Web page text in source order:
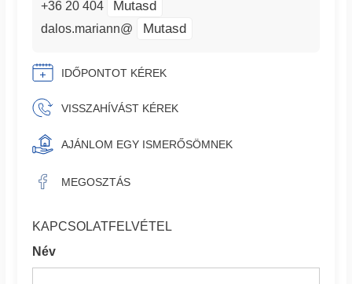
+36 20 404 Mutasd
dalos.mariann@ Mutasd
IDŐPONTOT KÉREK
VISSZAHÍVÁST KÉREK
AJÁNLOM EGY ISMERŐSÖMNEK
MEGOSZTÁS
KAPCSOLATFELVÉTEL
Név